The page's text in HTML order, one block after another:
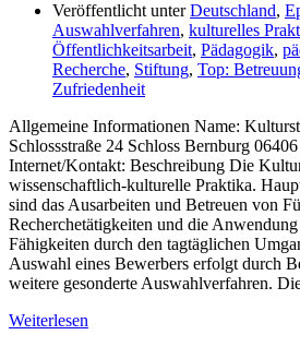
Veröffentlicht unterDeutschland,
Auswahlverfahren, kulturelles
Öffentlichkeitsarbeit, Pädagogik,
Recherche, Stiftung, Top:
Zufriedenheit
Allgemeine Informationen Name:
Schlossstraße 24 Schloss Bernburg
Internet/Kontakt: Beschreibung Die
wissenschaftlich-kulturelle Praktika.
sind das Ausarbeiten und Betreuen von
Recherchetätigkeiten und die
Fähigkeiten durch den tagtäglichen
Auswahl eines Bewerbers erfolgt durch
weitere gesonderte Auswahlverfahren.
Weiterlesen